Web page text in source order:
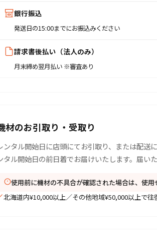
銀行振込
発送日の15:00までにお振込みください
請求書後払い（法人のみ）
月末締め翌月払い ※審査あり
材のお引取り・受取り
ンタル開始日に店頭にてお引取り、または配送
タル開始日の前日着でお届けいたします。届い
使用前に機材の不具合が確認された場合は、使
北海道内¥10,000以上／その他地域¥50,000以上で往